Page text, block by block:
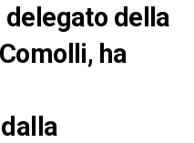
delegato della
ha